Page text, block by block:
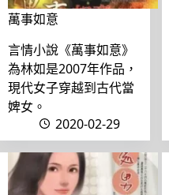
萬事如意
言情小說《萬事如意》
為林如是2007年作品，
現代女子穿越到古代當
婢女。
2020-02-29